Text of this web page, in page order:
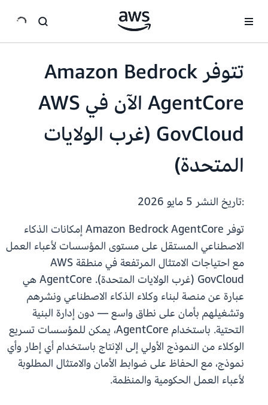
تتوفر Amazon Bedrock
AgentCore الآن في AWS
GovCloud (غرب الولايات
المتحدة)
:تاريخ النشر
توفر Amazon Bedrock AgentCore إمكانات الذكاء
الاصطناعي المستقل على مستوى المؤسسات لأعباء العمل
مع احتياجات الامتثال المرتفعة في منطقة AWS
GovCloud (غرب الولايات المتحدة). AgentCore هي
عبارة عن منصة لبناء وكلاء الذكاء الاصطناعي ونشرهم
وتشغيلهم بأمان على نطاق واسع — دون إدارة البنية
التحتية. باستخدام AgentCore، يمكن للمؤسسات تسريع
الوكلاء من النموذج الأولي إلى الإنتاج باستخدام أي إطار وأي
نموذج، مع الحفاظ على ضوابط الأمان والامتثال المطلوبة
لأعباء العمل الحكومية والمنظمة.